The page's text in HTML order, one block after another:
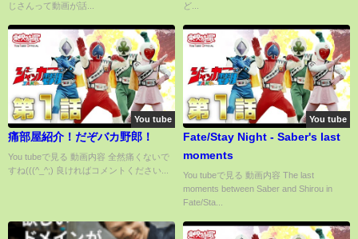
じさんって動画が話...
ど...
You tube
痛部屋紹介！だぞバカ野郎！
You tubeで見る 動画内容 全然痛くないで
すね(((^_^;) 良ければコメントください...
You tube
Fate/Stay Night - Saber's last
moments
You tubeで見る 動画内容 The last
moments between Saber and Shirou in
Fate/Sta...